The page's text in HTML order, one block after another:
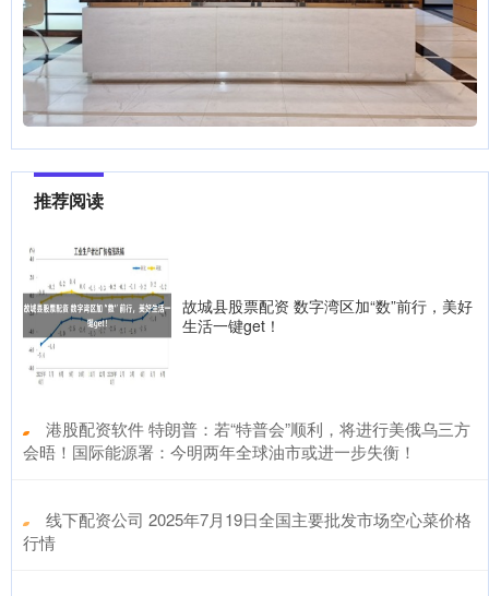
推荐阅读
故城县股票配资 数字湾区加“数”前行，美好
生活一键get！
​港股配资软件 特朗普：若“特普会”顺利，将进行美俄乌三方
会晤！国际能源署：今明两年全球油市或进一步失衡！
​线下配资公司 2025年7月19日全国主要批发市场空心菜价格
行情